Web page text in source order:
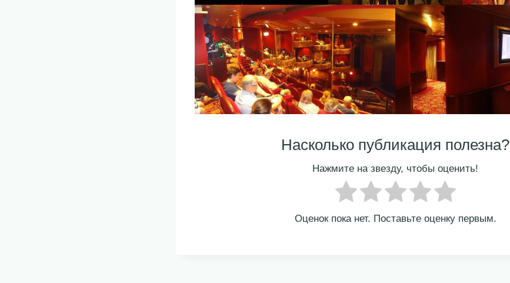
Насколько публикация полезна?
Нажмите на звезду, чтобы оценить!
Оценок пока нет. Поставьте оценку первым.